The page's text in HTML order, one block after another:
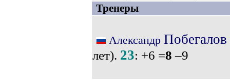
Тренеры
Александр Побегалов
лет). 23: +6 =8 –9